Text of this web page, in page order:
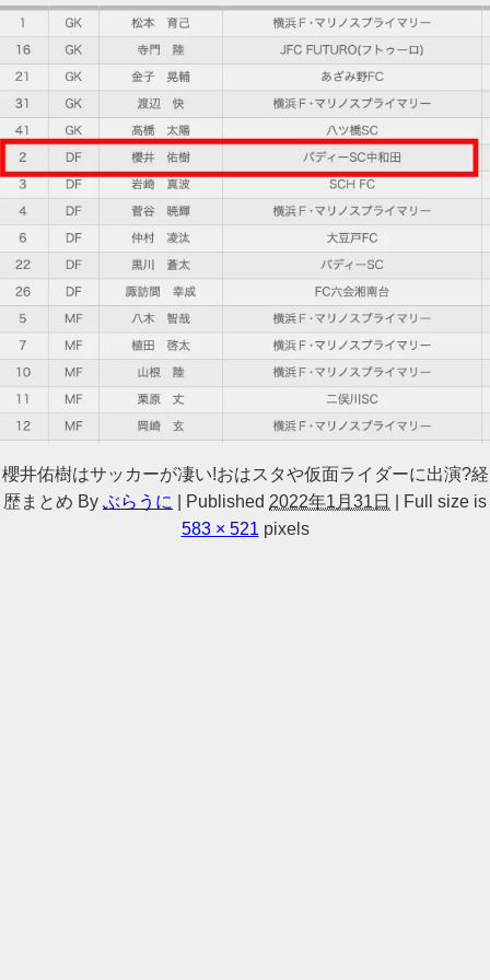
櫻井佑樹はサッカーが凄い!おはスタや仮面ライダーに出演?経
歴まとめ By ぶらうに Published 2022年1月31日
Full size is
583 × 521 pixels